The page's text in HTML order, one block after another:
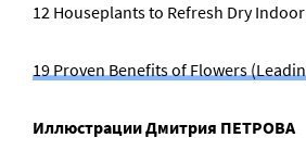
12 Houseplants to Refresh Dry
19 Proven Benefits of Flowers
Иллюстрации Дмитрия ПЕТРОВА